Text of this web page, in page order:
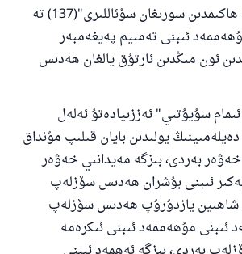
ھاكىم "سىجزىينىڭ ھاكىمدىن سورىغان سۇئاللىرى"(137) تە
ئىبنى تەمىيم پەيغەمبەر
ئون مىڭدىن ئارتۇق يالغان ھەدىس
سۇيۇتىي" ئەززىيادەتۇ ئەلەل
دەيلەمىينىڭ يولىدىن بايان قىلىپ مۇنداق
خەۋەر بەردى، بىزگە مەيدانىي خەۋەر
ئىبنى بۇشران ھەدىس سۆزلەپ
شاھىين يازدۇرۇپ ھەدىس سۆزلەپ
ئىبنى مۇھەممەد ئىبنى ئىكرەمە